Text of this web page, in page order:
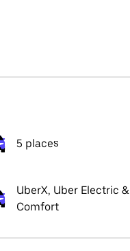
5 places
UberX, Uber Electric &
Comfort